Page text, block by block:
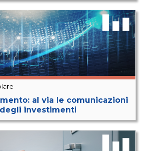
al via le comunicazioni
investimenti